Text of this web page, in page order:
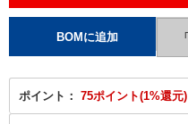
ポイント： 75ポイント(1%還元)